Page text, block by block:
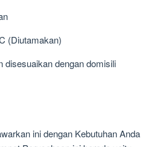
(Diutamakan)
disesuaikan dengan domisili
ini dengan Kebutuhan Anda